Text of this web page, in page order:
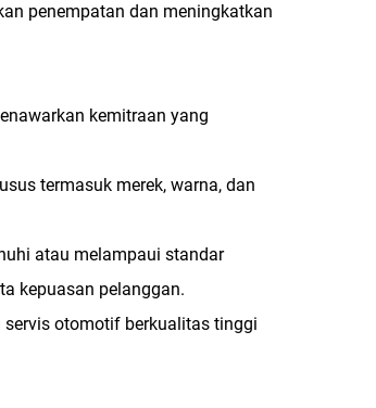
penempatan dan meningkatkan
kemitraan yang
termasuk merek, warna, dan
atau melampaui standar
kepuasan pelanggan.
servis otomotif berkualitas tinggi